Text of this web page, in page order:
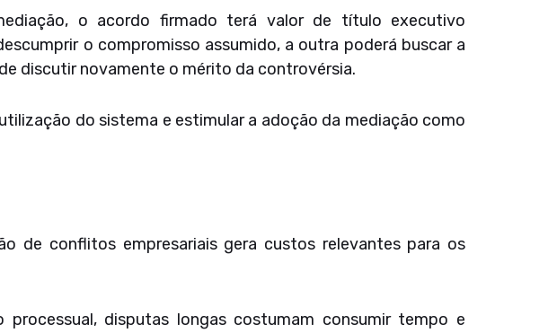
o acordo firmado terá valor de título executivo
o compromisso assumido, a outra poderá buscar a
discutir novamente o mérito da controvérsia.
do sistema e estimular a adoção da mediação como
de conflitos empresariais gera custos relevantes para os
disputas longas costumam consumir tempo e